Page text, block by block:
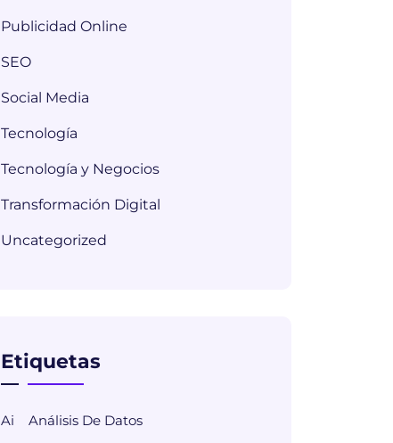
Publicidad Online
SEO
Social Media
Tecnología
Tecnología y Negocios
Transformación Digital
Uncategorized
Etiquetas
Ai
Análisis De Datos